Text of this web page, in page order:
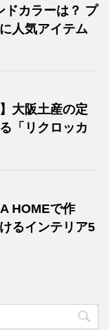
ドカラーは？ プ
人気アイテム
大阪土産の定
「リクロッカ
HOMEで作
るインテリア5